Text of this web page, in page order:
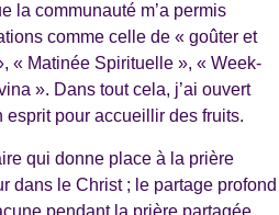
la communauté m’a permis
comme celle de « goûter et
« Matinée Spirituelle », « Week-
». Dans tout cela, j’ai ouvert
pour accueillir des fruits.
qui donne place à la prière
dans le Christ ; le partage profond
pendant la prière partagée